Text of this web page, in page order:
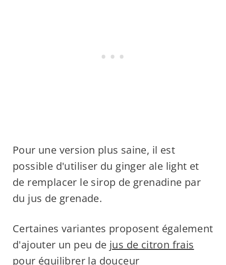
Pour une version plus saine, il est
possible d'utiliser du ginger ale light et
de remplacer le sirop de grenadine par
du jus de grenade.
Certaines variantes proposent également
d'ajouter un peu de jus de citron frais
pour équilibrer la douceur